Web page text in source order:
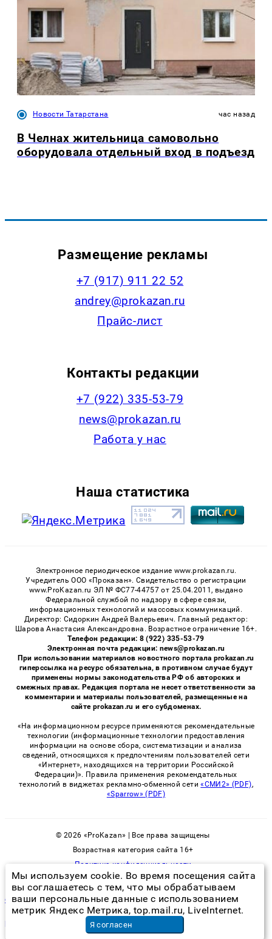
Новости Татарстана час назад
В Челнах жительница самовольно
оборудовала отдельный вход в подъезд
Размещение рекламы
+7 (917) 911 22 52
andrey@prokazan.ru
Прайс-лист
Контакты редакции
+7 (922) 335-53-79
news@prokazan.ru
Работа у нас
Наша статистика
Электронное периодическое издание www.prokazan.ru.
Учредитель ООО «Проказан». Cвидетельство о регистрации
www.ProKazan.ru ЭЛ № ФС77-44757 от 25.04.2011, выдано
Федеральной службой по надзору в сфере связи,
информационных технологий и массовых коммуникаций.
Директор: Сидоркин Андрей Валерьевич. Главный редактор:
Шарова Анастасия Александровна. Возрастное ограничение 16+.
Телефон редакции: 8 (922) 335-53-79
Электронная почта редакции: news@prokazan.ru
При использовании материалов новостного портала prokazan.ru
гиперссылка на ресурс обязательна, в противном случае будут
применены нормы законодательства РФ об авторских и
смежных правах. Редакция портала не несет ответственности за
комментарии и материалы пользователей, размещенные на
сайте prokazan.ru и его субдоменах.
«На информационном ресурсе применяются рекомендательные
технологии (информационные технологии предоставления
информации на основе сбора, систематизации и анализа
сведений, относящихся к предпочтениям пользователей сети
«Интернет», находящихся на территории Российской
Федерации)». Правила применения рекомендательных
технологий в виджетах рекламно-обменной сети«СМИ2» (PDF),
«Sparrow» (PDF)
© 2026 «ProKazan» | Все права защищены
Возрастная категория сайта 16+
Политика конфиденциальности
сэс коломна официальный сайт
ремонт стиральных машин ardo на дому
Мы используем cookie. Во время посещения сайта
вы соглашаетесь с тем, что мы обрабатываем
ваши персональные данные с использованием
метрик Яндекс Метрика, top.mail.ru, LiveInternet.
Я согласен